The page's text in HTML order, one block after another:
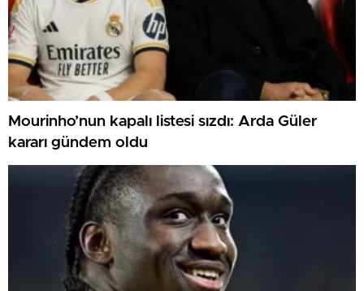
Mourinho’nun kapalı listesi sızdı: Arda Güler
kararı gündem oldu